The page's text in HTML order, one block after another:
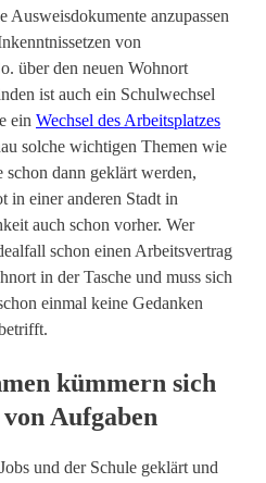
Ausweisdokumente anzupassen
von
über den neuen Wohnort
ist auch ein Schulwechsel
ein Wechsel des Arbeitsplatzes
solche wichtigen Themen wie
schon dann geklärt werden,
in einer anderen Stadt in
auch schon vorher. Wer
schon einen Arbeitsvertrag
in der Tasche und muss sich
einmal keine Gedanken
kümmern sich
Aufgaben
und der Schule geklärt und